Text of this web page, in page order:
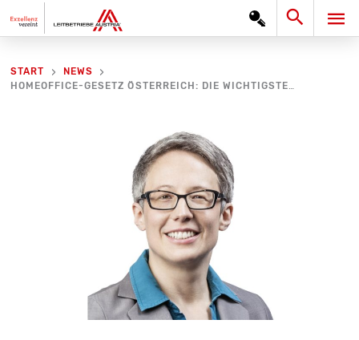
Inhalt
Search
START
NEWS
HOMEOFFICE-GESETZ ÖSTERREICH: DIE WICHTIGSTEN NEUERUNGEN FÜR ARBEITGEBER UND ARBEITNEHMER